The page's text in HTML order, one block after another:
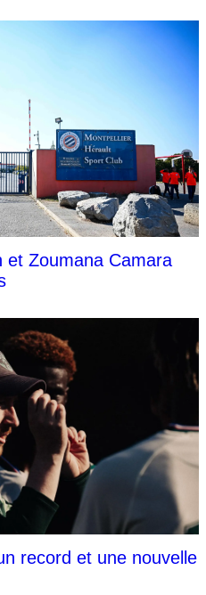
et Zoumana Camara
record et une nouvelle